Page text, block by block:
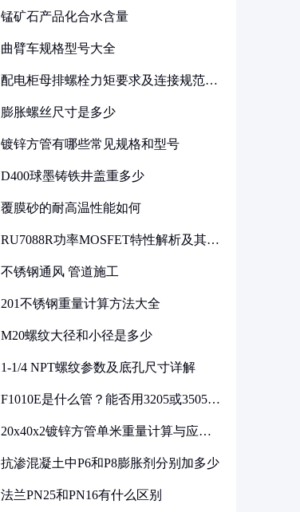
锰矿石产品化合水含量
曲臂车规格型号大全
配电柜母排螺栓力矩要求及连接规范详
膨胀螺丝尺寸是多少
镀锌方管有哪些常见规格和型号
D400球墨铸铁井盖重多少
覆膜砂的耐高温性能如何
RU7088R功率MOSFET特性解析及其在
不锈钢通风 管道施工
201不锈钢重量计算方法大全
M20螺纹大径和小径是多少
1-1/4 NPT螺纹参数及底孔尺寸详解
F1010E是什么管？能否用3205或3505代
20x40x2镀锌方管单米重量计算与应用
抗渗混凝土中P6和P8膨胀剂分别加多少
法兰PN25和PN16有什么区别